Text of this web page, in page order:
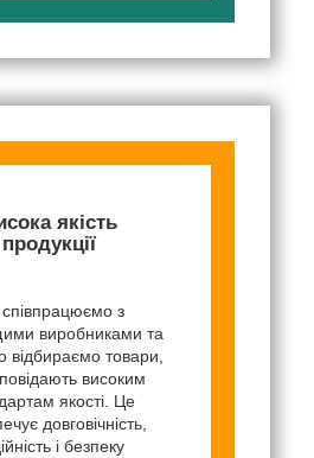
якість
продукції
з
виробниками та
відбираємо товари,
високим
якості. Це
довговічність,
і безпеку